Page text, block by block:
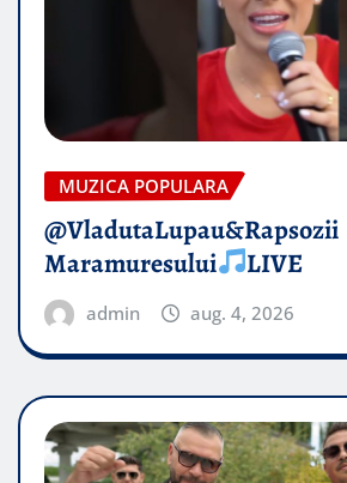
MUZICA POPULARA
@VladutaLupau&Rapsozii
Maramuresului
LIVE
admin aug. 4, 2026